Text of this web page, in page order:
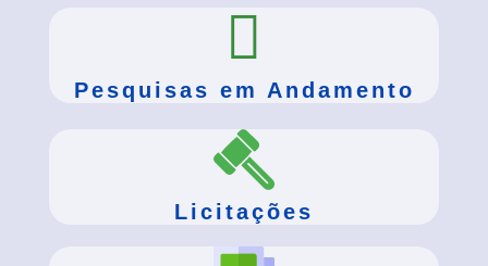
Pesquisas em Andamento
Licitações